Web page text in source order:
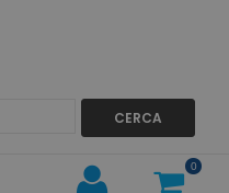
CERCA
0